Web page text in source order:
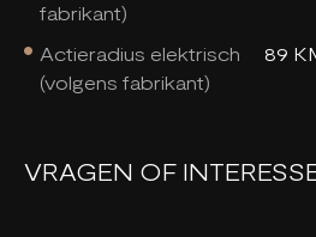
fabrikant)
Actieradius elektrisch
(volgens fabrikant)
89
VRAGEN OF